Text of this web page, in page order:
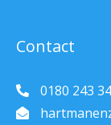
Contact
0180 243